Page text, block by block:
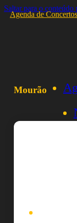
Saltar para o conteúdo
Agenda de Concertos
Mourão